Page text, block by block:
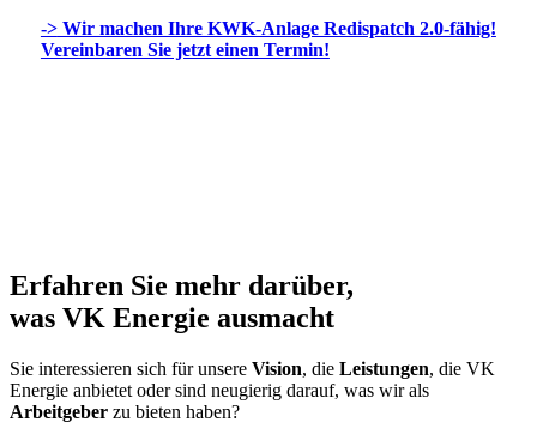
->Wir machen Ihre KWK-Anlage Redispatch 2.0-fähig!
Vereinbaren Sie jetzt einen Termin!
Erfahren Sie mehr darüber,
was VK Energie ausmacht
Sie interessieren sich für unsere Vision, die Leistungen, die VK
Energie anbietet oder sind neugierig darauf, was wir als
Arbeitgeber zu bieten haben?